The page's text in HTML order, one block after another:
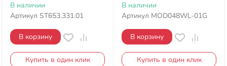
В наличии
Артикул ST653.331.01
В корзину
Купить в один клик
В наличии
Артикул MOD048WL-01G
В корзину
Купить в один клик